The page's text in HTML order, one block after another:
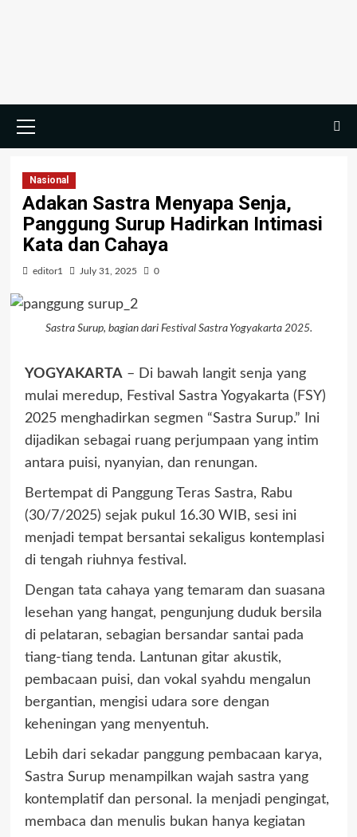
Nasional
Adakan Sastra Menyapa Senja,
Panggung Surup Hadirkan Intimasi
Kata dan Cahaya
editor1 July 31, 2025 0
Sastra Surup, bagian dari Festival Sastra Yogyakarta 2025.
YOGYAKARTA– Di bawah langit senja yang
mulai meredup, Festival Sastra Yogyakarta (FSY)
2025 menghadirkan segmen “Sastra Surup.” Ini
dijadikan sebagai ruang perjumpaan yang intim
antara puisi, nyanyian, dan renungan.
Bertempat di Panggung Teras Sastra, Rabu
(30/7/2025) sejak pukul 16.30 WIB, sesi ini
menjadi tempat bersantai sekaligus kontemplasi
di tengah riuhnya festival.
Dengan tata cahaya yang temaram dan suasana
lesehan yang hangat, pengunjung duduk bersila
di pelataran, sebagian bersandar santai pada
tiang-tiang tenda. Lantunan gitar akustik,
pembacaan puisi, dan vokal syahdu mengalun
bergantian, mengisi udara sore dengan
keheningan yang menyentuh.
Lebih dari sekadar panggung pembacaan karya,
Sastra Surup menampilkan wajah sastra yang
kontemplatif dan personal. Ia menjadi pengingat,
membaca dan menulis bukan hanya kegiatan